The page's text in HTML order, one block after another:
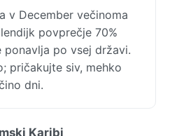
v December večinoma
povprečje 70%
po vsej državi.
pričakujte siv, mehko
dni.
Karibi